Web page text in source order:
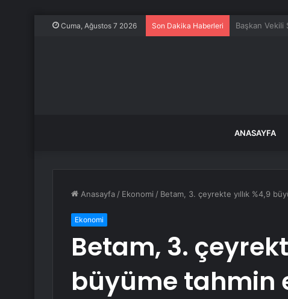
Cuma, Ağustos 7 2026 Son Dakika Haberleri Kocaeli’de
ANASAYFA
Anasayfa / Ekonomi / Betam, 3. çeyrekte yıllık %4,9
Ekonomi
Betam, 3.
büyüme tahmin